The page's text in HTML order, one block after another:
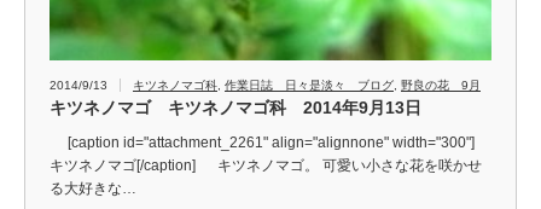
2014/9/13 キツネノマゴ科 作業日誌 日々是淡々 ブログ 野良の花 9月
キツネノマゴ キツネノマゴ科 2014年9月13日
[caption id="attachment_2261" align="alignnone" width="300"]
キツネノマゴ[/caption] キツネノマゴ。 可愛い小さな花を咲かせ
る大好きな…